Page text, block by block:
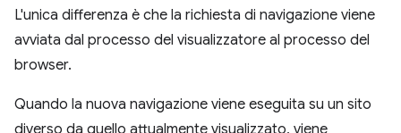
L'unica differenza è che la richiesta di navigazione viene
avviata dal processo del visualizzatore al processo del
browser.
Quando la nuova navigazione viene eseguita su un sito
diverso da quello attualmente visualizzato, viene